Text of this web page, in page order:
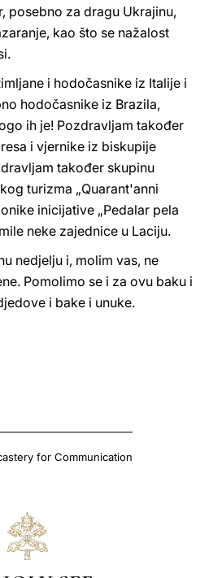
posebno za dragu Ukrajinu,
kao što se nažalost
i hodočasnike iz Italije i
hodočasnike iz Brazila,
ih je! Pozdravljam također
i vjernike iz biskupije
također skupinu
turizma „Quarant'anni
inicijative „Pedalar pela
neke zajednice u Laciju.
nedjelju i, molim vas, ne
Pomolimo se i za ovu baku i
i bake i unuke.
for Communication